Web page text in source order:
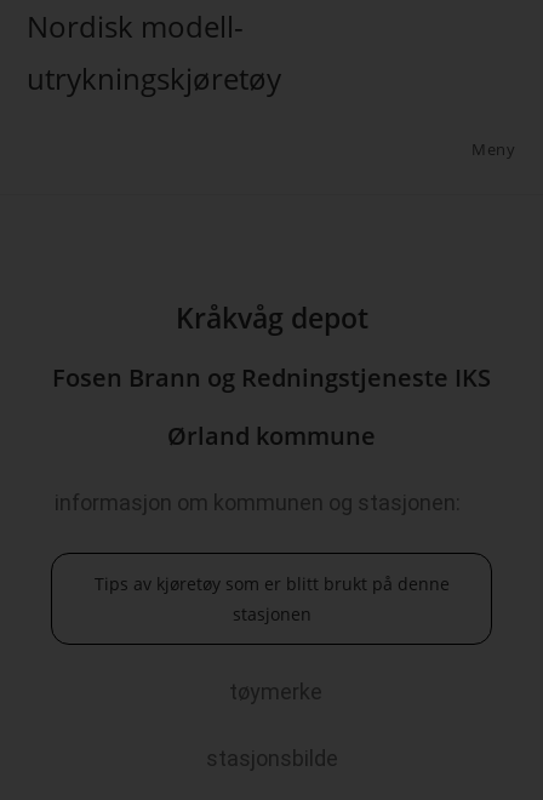
Nordisk modell-
utrykningskjøretøy
Meny
Kråkvåg depot
Fosen Brann og Redningstjeneste IKS
Ørland kommune
informasjon om kommunen og stasjonen:
Tips av kjøretøy som er blitt brukt på denne
stasjonen
tøymerke
stasjonsbilde